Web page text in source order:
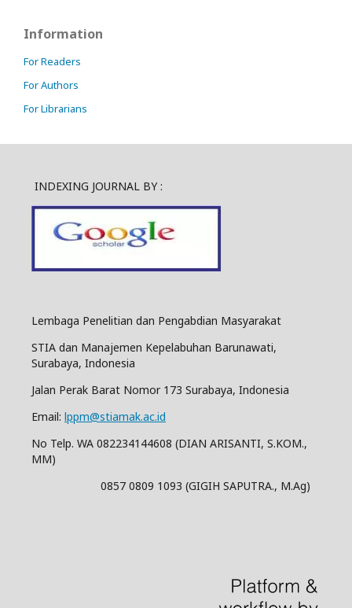
Information
For Readers
For Authors
For Librarians
INDEXING JOURNAL BY :
Lembaga Penelitian dan Pengabdian Masyarakat
STIA dan Manajemen Kepelabuhan Barunawati,
Surabaya, Indonesia
Jalan Perak Barat Nomor 173 Surabaya, Indonesia
Email: lppm@stiamak.ac.id
No Telp. WA 082234144608 (DIAN ARISANTI, S.KOM.,
MM)
0857 0809 1093 (GIGIH SAPUTRA., M.Ag)